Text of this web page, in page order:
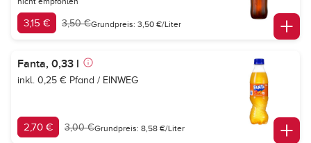
3,15 € 3,50 €Grundpreis: 3,50 €/Liter
Fanta, 0,33 l
inkl. 0,25 € Pfand / EINWEG
2,70 € 3,00 €Grundpreis: 8,58 €/Liter